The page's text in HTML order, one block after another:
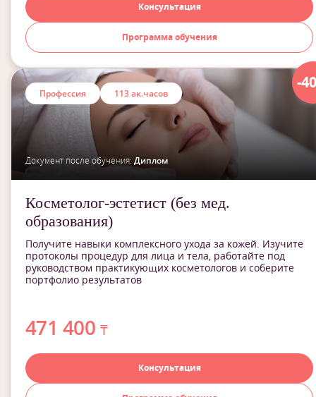
Консультация
Программа обучения
-
Профессия 113 ак.часов
Документ после обучения: Диплом
Косметолог-эстетист (без мед.
образования)
Получите навыки комплексного ухода за кожей. Изучите
протоколы процедур для лица и тела, работайте под
руководством практикующих косметологов и соберите
портфолио результатов
471 400 ₸
Консультация